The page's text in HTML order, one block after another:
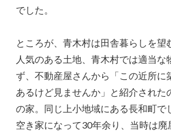
でした。
ところが、青木村は田舎暮らしを望
人気のある土地、青木村では適当な
ず、不動産屋さんから「この近所に
あるけど見ませんか」と紹介された
の家。同じ上小地域にある長和町で
空き家になって30年余り、当時は廃